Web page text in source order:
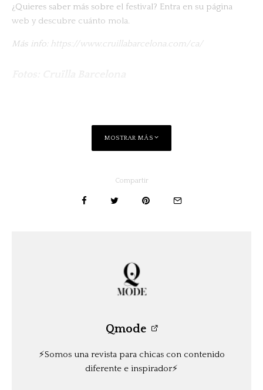
¿Quieres saber más sobre el festival? Entra en su página
web y descubre cuánto mola.
Más info: https://www.cruillabarcelona.com/ca/
MOSTRAR MÁS
Compartir
Qmode
⚡️Somos una revista para chicas con contenido
diferente e inspirador⚡️